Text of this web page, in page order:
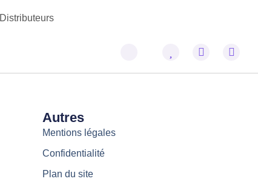
Distributeurs
Autres
Mentions légales
Confidentialité
Plan du site